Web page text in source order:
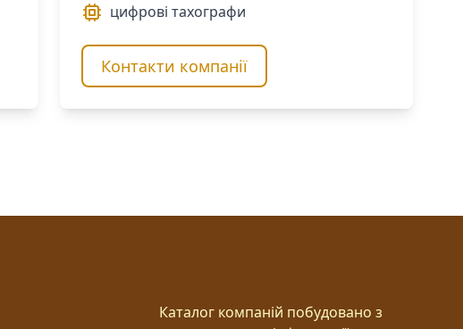
цифрові тахографи
Контакти компанії
Каталог компаній побудовано з